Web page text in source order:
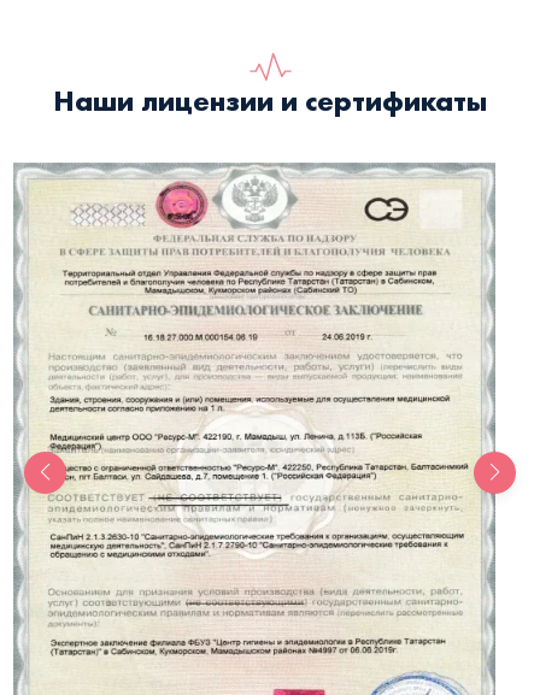
Наши лицензии и сертификаты